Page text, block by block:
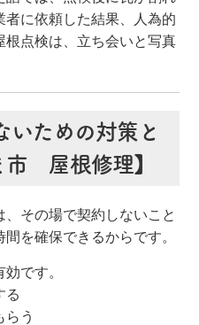
に依頼した結果、人為的
根点検は、立ち会いと写真
ための対策と
市 屋根修理】
その場で契約しないこと
を確保できるからです。
です。
る
らう